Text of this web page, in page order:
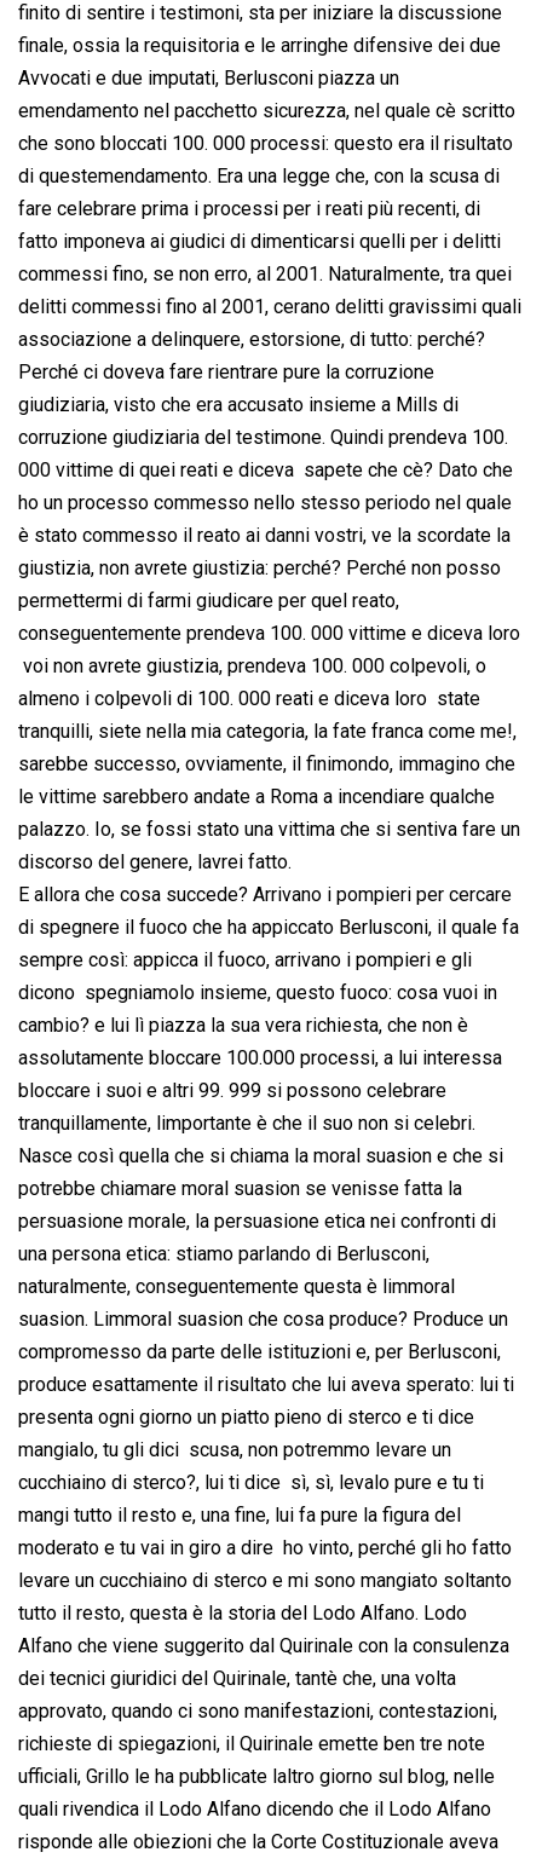
finito di sentire i testimoni, sta per iniziare la discussione
finale, ossia la requisitoria e le arringhe difensive dei due
Avvocati e due imputati, Berlusconi piazza un
emendamento nel pacchetto sicurezza, nel quale cè scritto
che sono bloccati 100. 000 processi: questo era il risultato
di questemendamento. Era una legge che, con la scusa di
fare celebrare prima i processi per i reati più recenti, di
fatto imponeva ai giudici di dimenticarsi quelli per i delitti
commessi fino, se non erro, al 2001. Naturalmente, tra quei
delitti commessi fino al 2001, cerano delitti gravissimi quali
associazione a delinquere, estorsione, di tutto: perché?
Perché ci doveva fare rientrare pure la corruzione
giudiziaria, visto che era accusato insieme a Mills di
corruzione giudiziaria del testimone. Quindi prendeva 100.
000 vittime di quei reati e diceva  sapete che cè? Dato che
ho un processo commesso nello stesso periodo nel quale
è stato commesso il reato ai danni vostri, ve la scordate la
giustizia, non avrete giustizia: perché? Perché non posso
permettermi di farmi giudicare per quel reato,
conseguentemente prendeva 100. 000 vittime e diceva loro
 voi non avrete giustizia, prendeva 100. 000 colpevoli, o
almeno i colpevoli di 100. 000 reati e diceva loro  state
tranquilli, siete nella mia categoria, la fate franca come me!,
sarebbe successo, ovviamente, il finimondo, immagino che
le vittime sarebbero andate a Roma a incendiare qualche
palazzo. Io, se fossi stato una vittima che si sentiva fare un
discorso del genere, lavrei fatto.
E allora che cosa succede? Arrivano i pompieri per cercare
di spegnere il fuoco che ha appiccato Berlusconi, il quale fa
sempre così: appicca il fuoco, arrivano i pompieri e gli
dicono  spegniamolo insieme, questo fuoco: cosa vuoi in
cambio? e lui lì piazza la sua vera richiesta, che non è
assolutamente bloccare 100.000 processi, a lui interessa
bloccare i suoi e altri 99. 999 si possono celebrare
tranquillamente, limportante è che il suo non si celebri.
Nasce così quella che si chiama la moral suasion e che si
potrebbe chiamare moral suasion se venisse fatta la
persuasione morale, la persuasione etica nei confronti di
una persona etica: stiamo parlando di Berlusconi,
naturalmente, conseguentemente questa è limmoral
suasion. Limmoral suasion che cosa produce? Produce un
compromesso da parte delle istituzioni e, per Berlusconi,
produce esattamente il risultato che lui aveva sperato: lui ti
presenta ogni giorno un piatto pieno di sterco e ti dice 
mangialo, tu gli dici  scusa, non potremmo levare un
cucchiaino di sterco?, lui ti dice  sì, sì, levalo pure e tu ti
mangi tutto il resto e, una fine, lui fa pure la figura del
moderato e tu vai in giro a dire  ho vinto, perché gli ho fatto
levare un cucchiaino di sterco e mi sono mangiato soltanto
tutto il resto, questa è la storia del Lodo Alfano. Lodo
Alfano che viene suggerito dal Quirinale con la consulenza
dei tecnici giuridici del Quirinale, tantè che, una volta
approvato, quando ci sono manifestazioni, contestazioni,
richieste di spiegazioni, il Quirinale emette ben tre note
ufficiali, Grillo le ha pubblicate laltro giorno sul blog, nelle
quali rivendica il Lodo Alfano dicendo che il Lodo Alfano
risponde alle obiezioni che la Corte Costituzionale aveva